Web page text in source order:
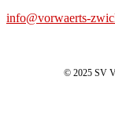
info@vorwaerts-
© 2025 SV